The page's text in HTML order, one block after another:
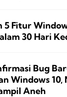
5 Fitur
30 Hari
Bug
Windows 10,
Aneh